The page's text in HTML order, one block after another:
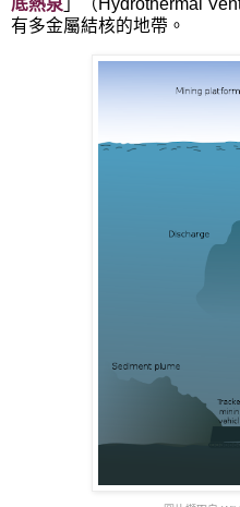
底熱泉 」（Hydrothermal
有多金屬結核的地帶。